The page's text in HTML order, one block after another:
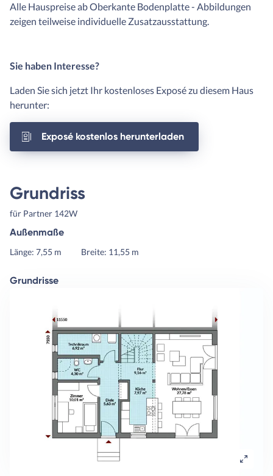
Alle Hauspreise ab Oberkante Bodenplatte - Abbildungen
zeigen teilweise individuelle Zusatzausstattung.
Sie haben Interesse?
Laden Sie sich jetzt Ihr kostenloses Exposé zu diesem Haus
herunter:
Exposé kostenlos herunterladen
Grundriss
für Partner 142W
Außenmaße
Länge: 7,55 m Breite: 11,55 m
Grundrisse